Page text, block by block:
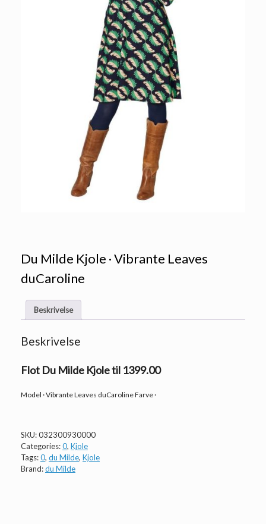
Du Milde Kjole · Vibrante Leaves
duCaroline
Beskrivelse
Beskrivelse
Flot Du Milde Kjole til 1399.00
Model · Vibrante Leaves duCaroline Farve ·
SKU:032300930000
Categories:0, Kjole
Tags:0, du Milde, Kjole
Brand:du Milde